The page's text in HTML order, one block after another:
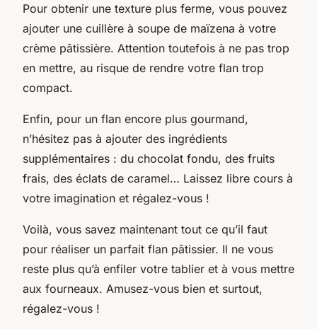
Pour obtenir une texture plus ferme, vous pouvez
ajouter une cuillère à soupe de maïzena à votre
crème pâtissière. Attention toutefois à ne pas trop
en mettre, au risque de rendre votre flan trop
compact.
Enfin, pour un flan encore plus gourmand,
n’hésitez pas à ajouter des ingrédients
supplémentaires : du chocolat fondu, des fruits
frais, des éclats de caramel… Laissez libre cours à
votre imagination et régalez-vous !
Voilà, vous savez maintenant tout ce qu’il faut
pour réaliser un parfait flan pâtissier. Il ne vous
reste plus qu’à enfiler votre tablier et à vous mettre
aux fourneaux. Amusez-vous bien et surtout,
régalez-vous !